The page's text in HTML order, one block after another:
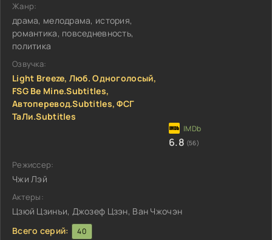
Жанр:
драма, мелодрама, история,
романтика, повседневность,
политика
Озвучка:
Light Breeze, Люб. Одноголосый,
FSG Be Mine.Subtitles,
Автоперевод.Subtitles, ФСГ
ТаЛи.Subtitles
6.8 (56)
Режиссер:
Чжи Лэй
Актеры:
Цзюй Цзинъи, Джозеф Цзэн, Ван Чжочэн
Всего серий:
40